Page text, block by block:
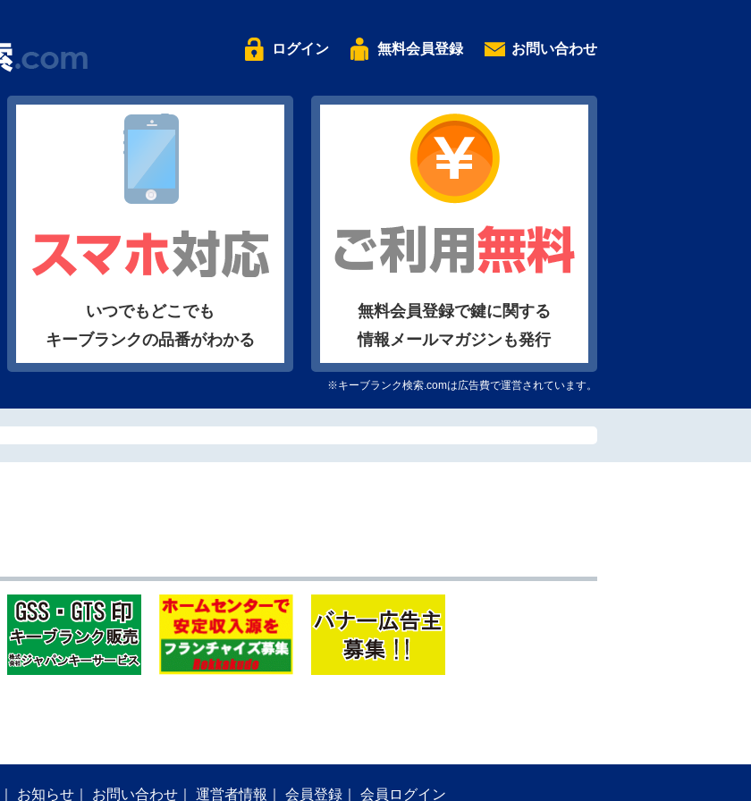
ログイン 無料会員登録 お問い合わせ
いつでもどこでも
キーブランクの品番がわかる
無料会員登録で鍵に関する
情報メールマガジンも発行
※キーブランク検索.comは広告費で運営されています。
お知らせ お問い合わせ 運営者情報 会員登録 会員ログイン